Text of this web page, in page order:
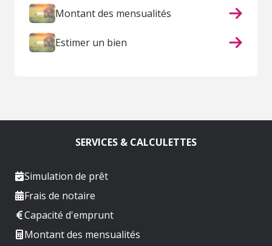
Montant des mensualités
Estimer un bien
SERVICES & CALCULETTES
Simulation de prêt
Frais de notaire
Capacité d'emprunt
Montant des mensualités